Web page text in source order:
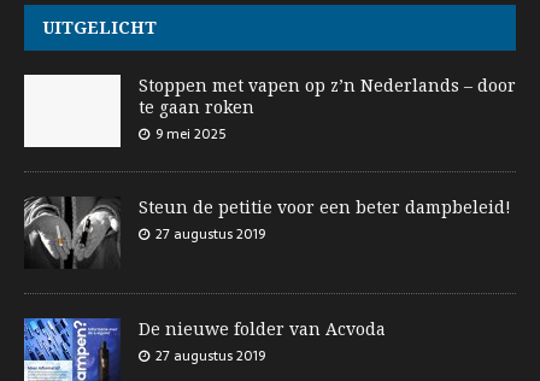
UITGELICHT
Stoppen met vapen op z’n Nederlands – door
te gaan roken
9 mei 2025
Steun de petitie voor een beter dampbeleid!
27 augustus 2019
De nieuwe folder van Acvoda
27 augustus 2019